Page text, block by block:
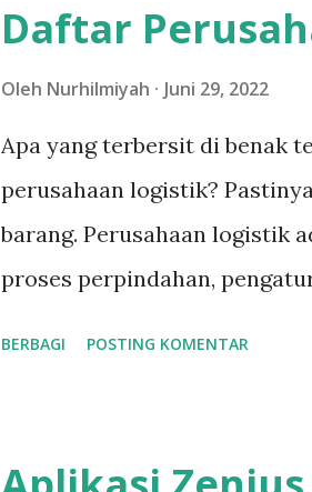
Magz ( electronic magazine
publikasi yang memuat
yang dapat diakses melalui
menjadi media penting
tanpa batas. Mengapa
menyukai keindahan,
Daftar
Oleh Nurhilmiyah Juni 29, 2022
Apa yang terbersit di benak
perusahaan logistik?
barang. Perusahaan logistik
proses perpindahan,
BERBAGI POSTING KOMENTAR